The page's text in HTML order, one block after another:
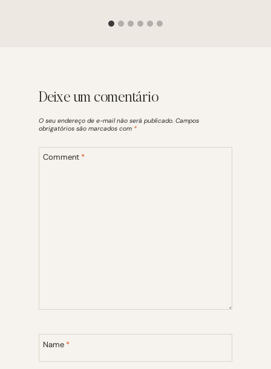
Deixe um comentário
O seu endereço de e-mail não será publicado. Campos
obrigatórios são marcados com *
Comment *
Name *